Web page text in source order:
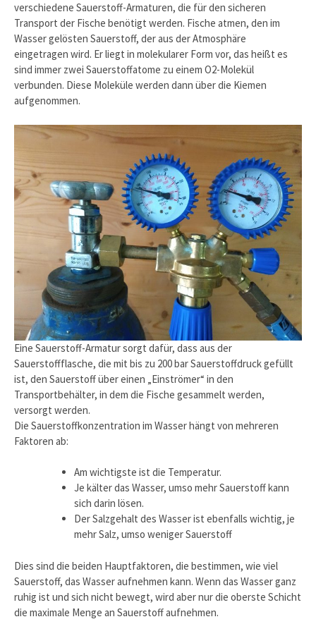
verschiedene Sauerstoff-Armaturen, die für den sicheren
Transport der Fische benötigt werden. Fische atmen, den im
Wasser gelösten Sauerstoff, der aus der Atmosphäre
eingetragen wird. Er liegt in molekularer Form vor, das heißt es
sind immer zwei Sauerstoffatome zu einem O2-Molekül
verbunden. Diese Moleküle werden dann über die Kiemen
aufgenommen.
Eine Sauerstoff-Armatur sorgt dafür, dass aus der
Sauerstoffflasche, die mit bis zu 200 bar Sauerstoffdruck gefüllt
ist, den Sauerstoff über einen „Einströmer“ in den
Transportbehälter, in dem die Fische gesammelt werden,
versorgt werden.
Die Sauerstoffkonzentration im Wasser hängt von mehreren
Faktoren ab:
Am wichtigste ist die Temperatur.
Je kälter das Wasser, umso mehr Sauerstoff kann
sich darin lösen.
Der Salzgehalt des Wasser ist ebenfalls wichtig, je
mehr Salz, umso weniger Sauerstoff
Dies sind die beiden Hauptfaktoren, die bestimmen, wie viel
Sauerstoff, das Wasser aufnehmen kann. Wenn das Wasser ganz
ruhig ist und sich nicht bewegt, wird aber nur die oberste Schicht
die maximale Menge an Sauerstoff aufnehmen.